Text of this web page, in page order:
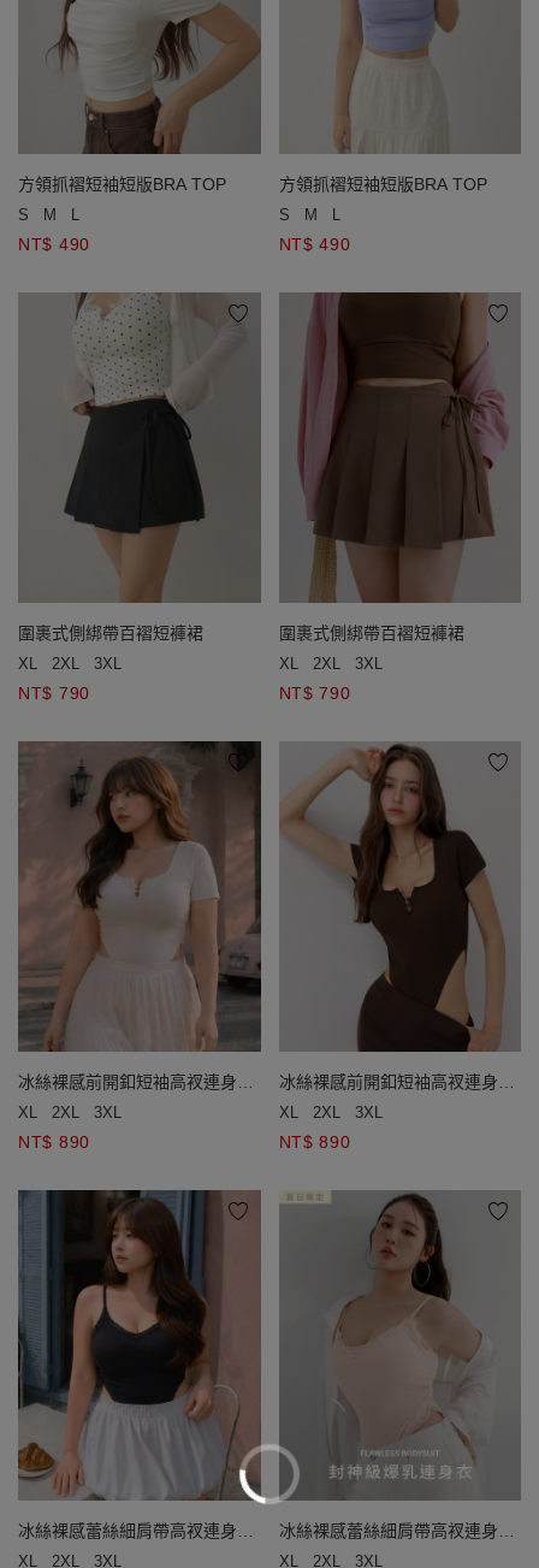
方領抓褶短袖短版BRA TOP
S M L
NT$ 490
方領抓褶短袖短版BRA TOP
S M L
NT$ 490
圍裹式側綁帶百褶短褲裙
XL 2XL 3XL
NT$ 790
圍裹式側綁帶百褶短褲裙
XL 2XL 3XL
NT$ 790
冰絲裸感前開釦短袖高衩連身衣
(附胸墊)
XL 2XL 3XL
NT$ 890
冰絲裸感前開釦短袖高衩連身衣
(附胸墊)
XL 2XL 3XL
NT$ 890
冰絲裸感蕾絲細肩帶高衩連身衣
(附胸墊)
XL 2XL 3XL
冰絲裸感蕾絲細肩帶高衩連身衣
(附胸墊)
XL 2XL 3XL